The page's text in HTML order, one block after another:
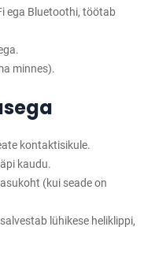
ega Bluetoothi, töötab
minnes).
kontaktisikule.
kaudu.
(kui seade on
lühikese heliklippi,